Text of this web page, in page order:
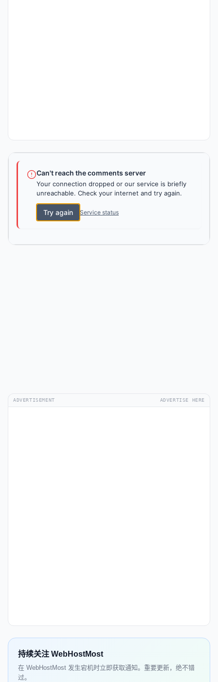
Can't reach the comments server
Your connection dropped or our service is briefly
unreachable. Check your internet and try again.
Try again Service status
ADVERTISEMENT ADVERTISE HERE
持续关注 WebHostMost
在 WebHostMost 发生宕机时立即获取通知。重要更新，绝不错
过。